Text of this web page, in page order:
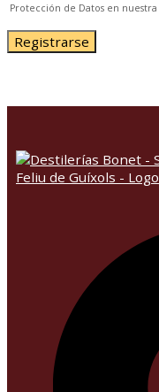
Protección de Datos en nuestra
Registrarse